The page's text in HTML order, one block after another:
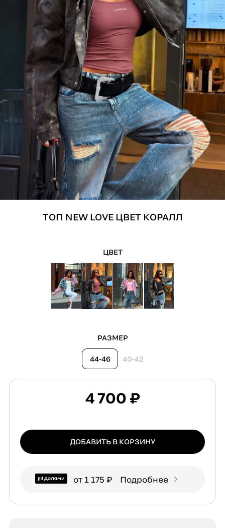
ТОП NEW LOVE ЦВЕТ КОРАЛЛ
ЦВЕТ
РАЗМЕР
44-46 40-42
4 700 ₽
ДОБАВИТЬ В КОРЗИНУ
от 1 175 ₽ Подробнее